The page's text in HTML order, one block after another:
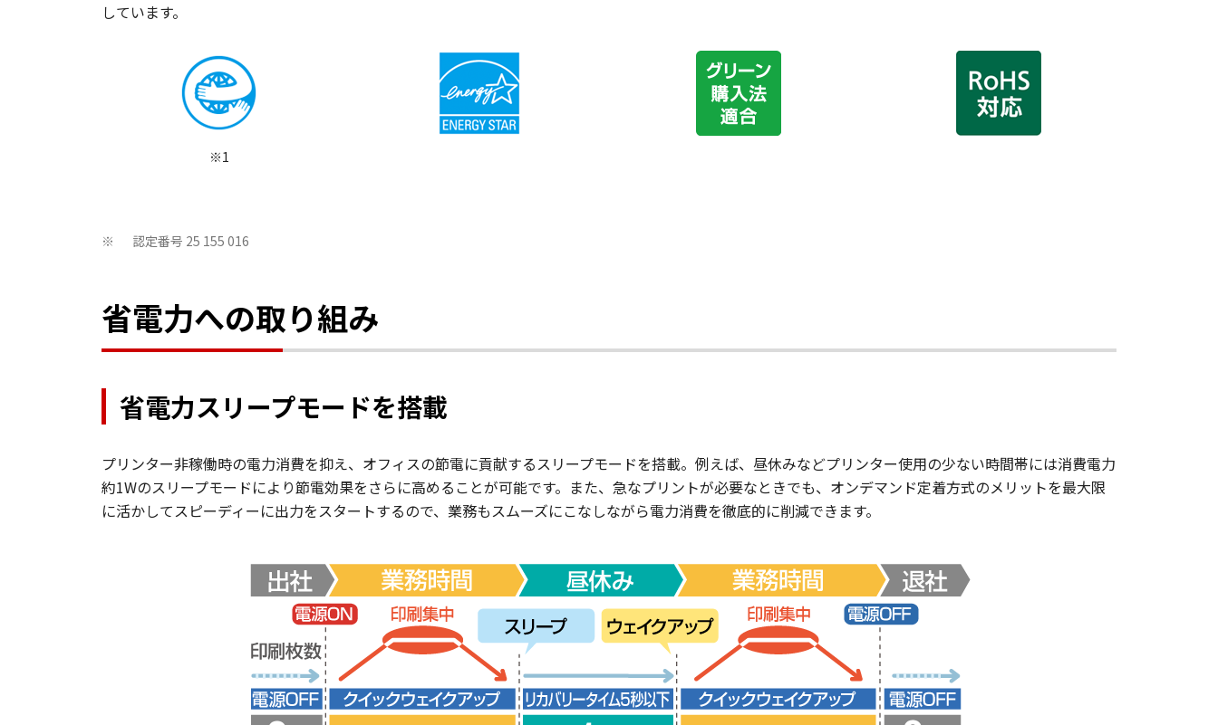
しています。
※1
※ 認定番号 25 155 016
省電力への取り組み
省電力スリープモードを搭載
プリンター非稼働時の電力消費を抑え、オフィスの節電に貢献するスリープモードを搭載。例えば、昼休みなどプリンター使用の少ない時間帯には消費電力
約1Wのスリープモードにより節電効果をさらに高めることが可能です。また、急なプリントが必要なときでも、オンデマンド定着方式のメリットを最大限
に活かしてスピーディーに出力をスタートするので、業務もスムーズにこなしながら電力消費を徹底的に削減できます。